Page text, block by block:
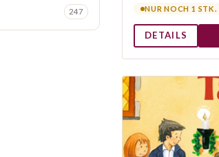
247 NUR NOCH 1 STK.
DETAILS